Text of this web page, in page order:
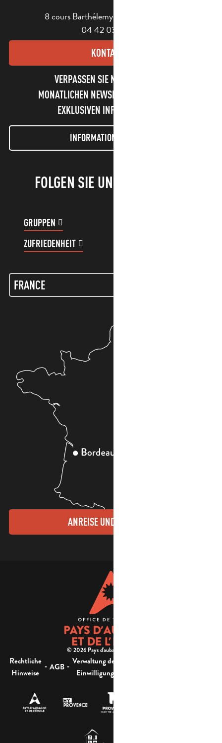
8 cours Barthélemy - 13400 Aubagne
04 42 03 49 98
KONTAKT
VERPASSEN SIE NICHT UNSEREN
MONATLICHEN NEWSLETTER UND UNSERE
EXKLUSIVEN INFORMATIONEN!
INFORMATIONEN LETTER
FOLGEN SIE UNS!
GRUPPEN
ZUFRIEDENHEIT
ANREISE UND KONTAKTE
© 2026 Pays d'aubagne et de l'étoile -
Rechtliche
Hinweise
- AGB - Verwaltung der
Einwilligung